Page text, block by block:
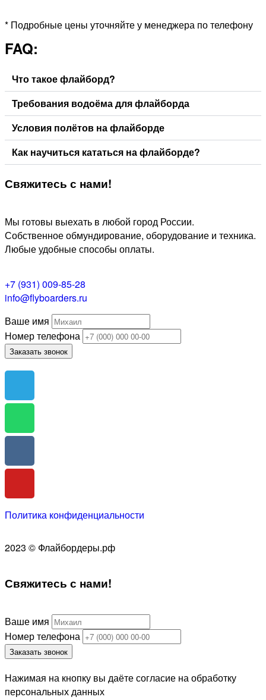
* Подробные цены уточняйте у менеджера по телефону
FAQ:
Что такое флайборд?
Требования водоёма для флайборда
Условия полётов на флайборде
Как научиться кататься на флайборде?
Свяжитесь с нами!
Мы готовы выехать в любой город России.
Собственное обмундирование, оборудование и техника.
Любые удобные способы оплаты.
+7 (931) 009-85-28
info@flyboarders.ru
Ваше имя
Номер телефона
Заказать звонок
Политика конфиденциальности
2023 © Флайбордеры.рф
Свяжитесь с нами!
Ваше имя
Номер телефона
Заказать звонок
Нажимая на кнопку вы даёте согласие на обработку
персональных данных